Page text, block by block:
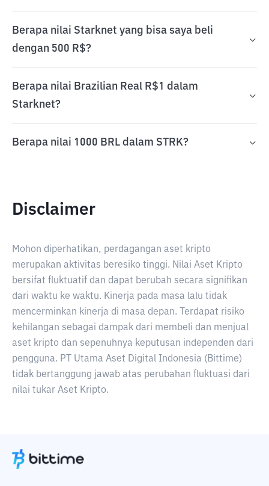
Berapa nilai Starknet yang bisa saya beli
dengan 500 R$?
Berapa nilai Brazilian Real R$1 dalam
Starknet?
Berapa nilai 1000 BRL dalam STRK?
Disclaimer
Mohon diperhatikan, perdagangan aset kripto
merupakan aktivitas beresiko tinggi. Nilai Aset Kripto
bersifat fluktuatif dan dapat berubah secara signifikan
dari waktu ke waktu. Kinerja pada masa lalu tidak
mencerminkan kinerja di masa depan. Terdapat risiko
kehilangan sebagai dampak dari membeli dan menjual
aset kripto dan sepenuhnya keputusan independen dari
pengguna. PT Utama Aset Digital Indonesia (Bittime)
tidak bertanggung jawab atas perubahan fluktuasi dari
nilai tukar Aset Kripto.